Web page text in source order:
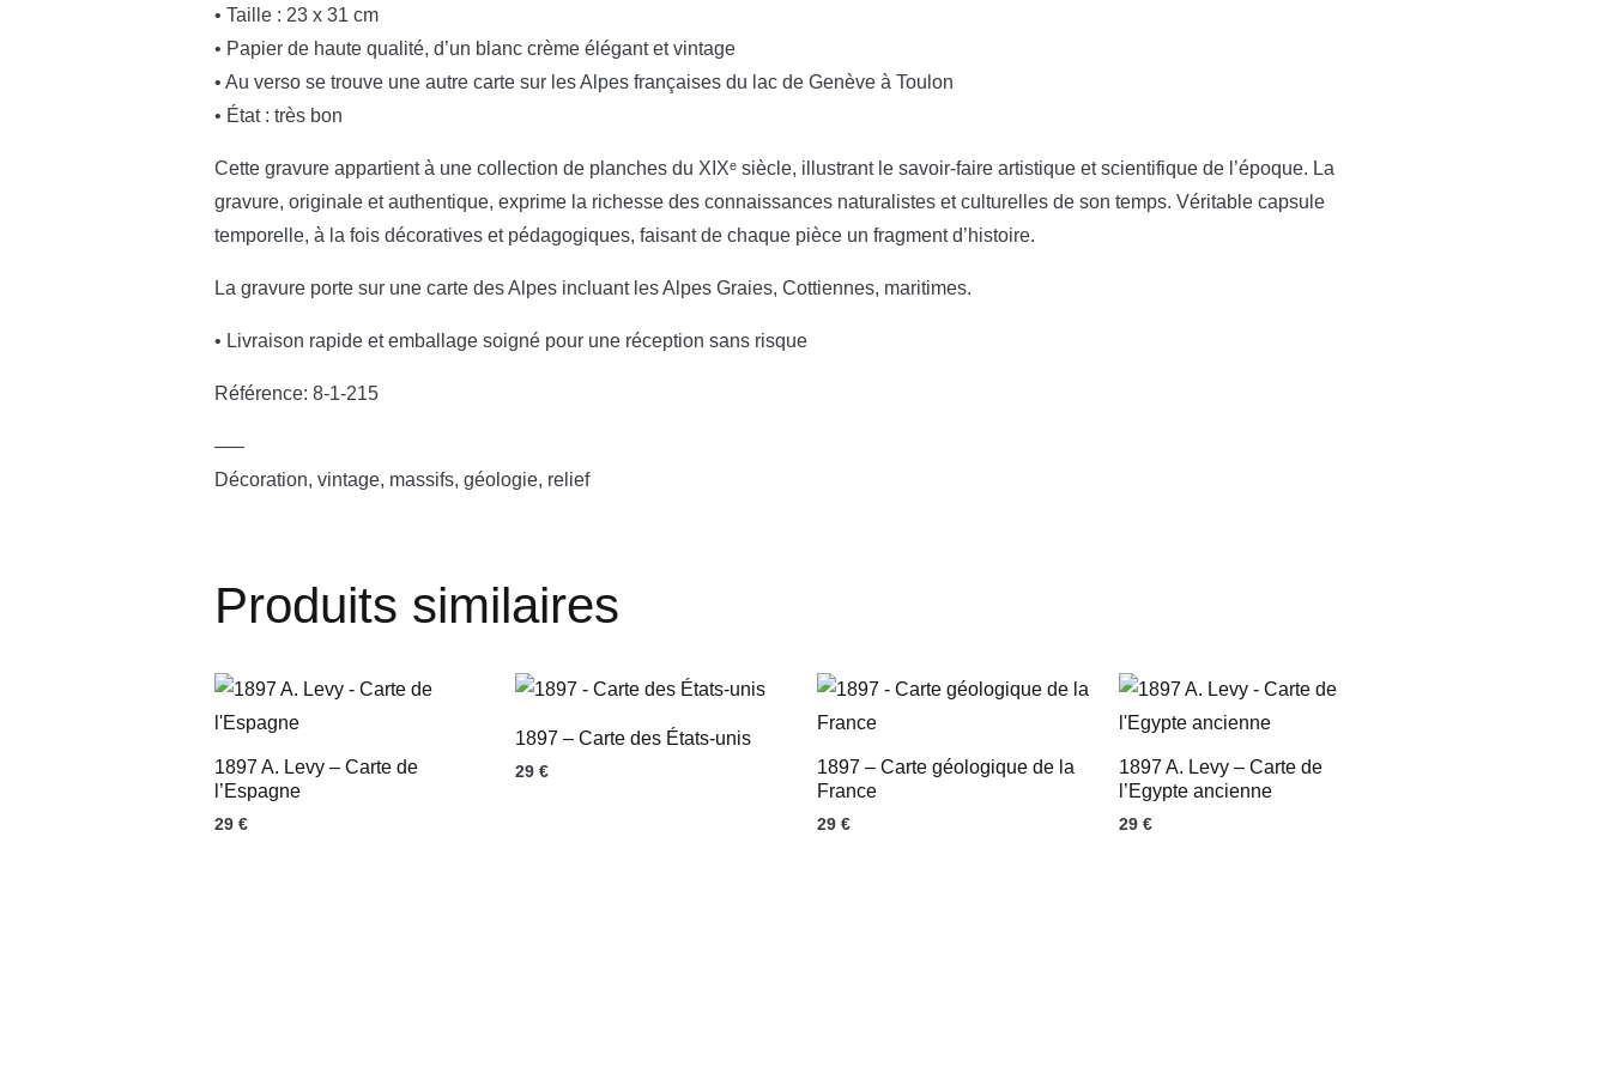
• Taille : 23 x 31 cm
• Papier de haute qualité, d’un blanc crème élégant et vintage
• Au verso se trouve une autre carte sur les Alpes françaises du lac de Genève à Toulon
• État : très bon
Cette gravure appartient à une collection de planches du XIXᵉ siècle, illustrant le savoir-faire artistique et scientifique de l’époque. La
gravure, originale et authentique, exprime la richesse des connaissances naturalistes et culturelles de son temps. Véritable capsule
temporelle, à la fois décoratives et pédagogiques, faisant de chaque pièce un fragment d’histoire.
La gravure porte sur une carte des Alpes incluant les Alpes Graies, Cottiennes, maritimes.
• Livraison rapide et emballage soigné pour une réception sans risque
Référence: 8-1-215
—–
Décoration, vintage, massifs, géologie, relief
Produits similaires
1897 A. Levy – Carte de
l’Espagne
29 €
1897 – Carte des États-unis
29€
1897 – Carte géologique de la
France
29 €
1897 A. Levy – Carte de
l’Egypte ancienne
29 €